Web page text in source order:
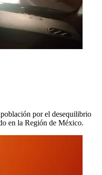
por el desequilibrio
en la Región de México.